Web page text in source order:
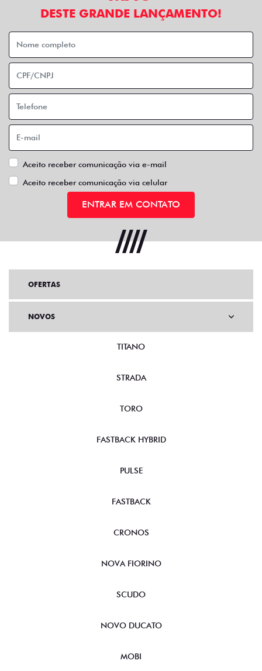
DESTE GRANDE LANÇAMENTO!
Aceito receber comunicação via e-mail
Aceito receber comunicação via celular
ENTRAR EM CONTATO
OFERTAS
NOVOS
TITANO
STRADA
TORO
FASTBACK HYBRID
PULSE
FASTBACK
CRONOS
NOVA FIORINO
SCUDO
NOVO DUCATO
MOBI